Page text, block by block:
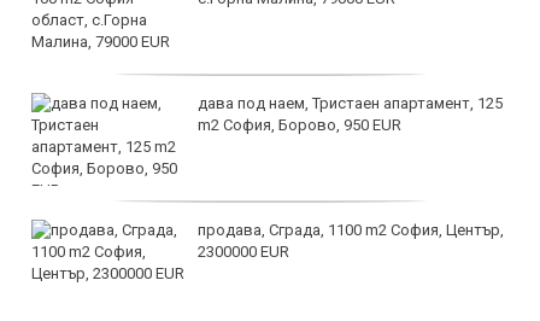
дава под наем, Тристаен апартамент, 125
m2 София, Борово, 950 EUR
продава, Сграда, 1100 m2 София, Център,
2300000 EUR